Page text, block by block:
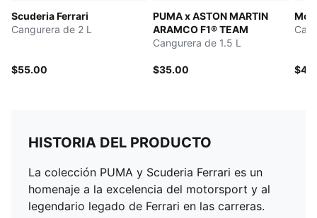
Scuderia Ferrari
Cangurera de 2 L
$55.00
PUMA x ASTON MARTIN
ARAMCO F1® TEAM
Cangurera de 1.5 L
$35.00
HISTORIA DEL PRODUCTO
La colección PUMA y Scuderia Ferrari es un
homenaje a la excelencia del motorsport y al
legendario legado de Ferrari en las carreras.